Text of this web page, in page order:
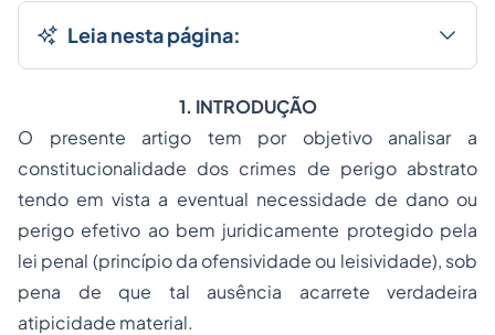
Leia nesta página:
1. INTRODUÇÃO
O presente artigo tem por objetivo analisar a
constitucionalidade dos crimes de perigo abstrato
tendo em vista a eventual necessidade de dano ou
perigo efetivo ao bem juridicamente protegido pela
lei penal (princípio da ofensividade ou leisividade), sob
pena de que tal ausência acarrete verdadeira
atipicidade material.